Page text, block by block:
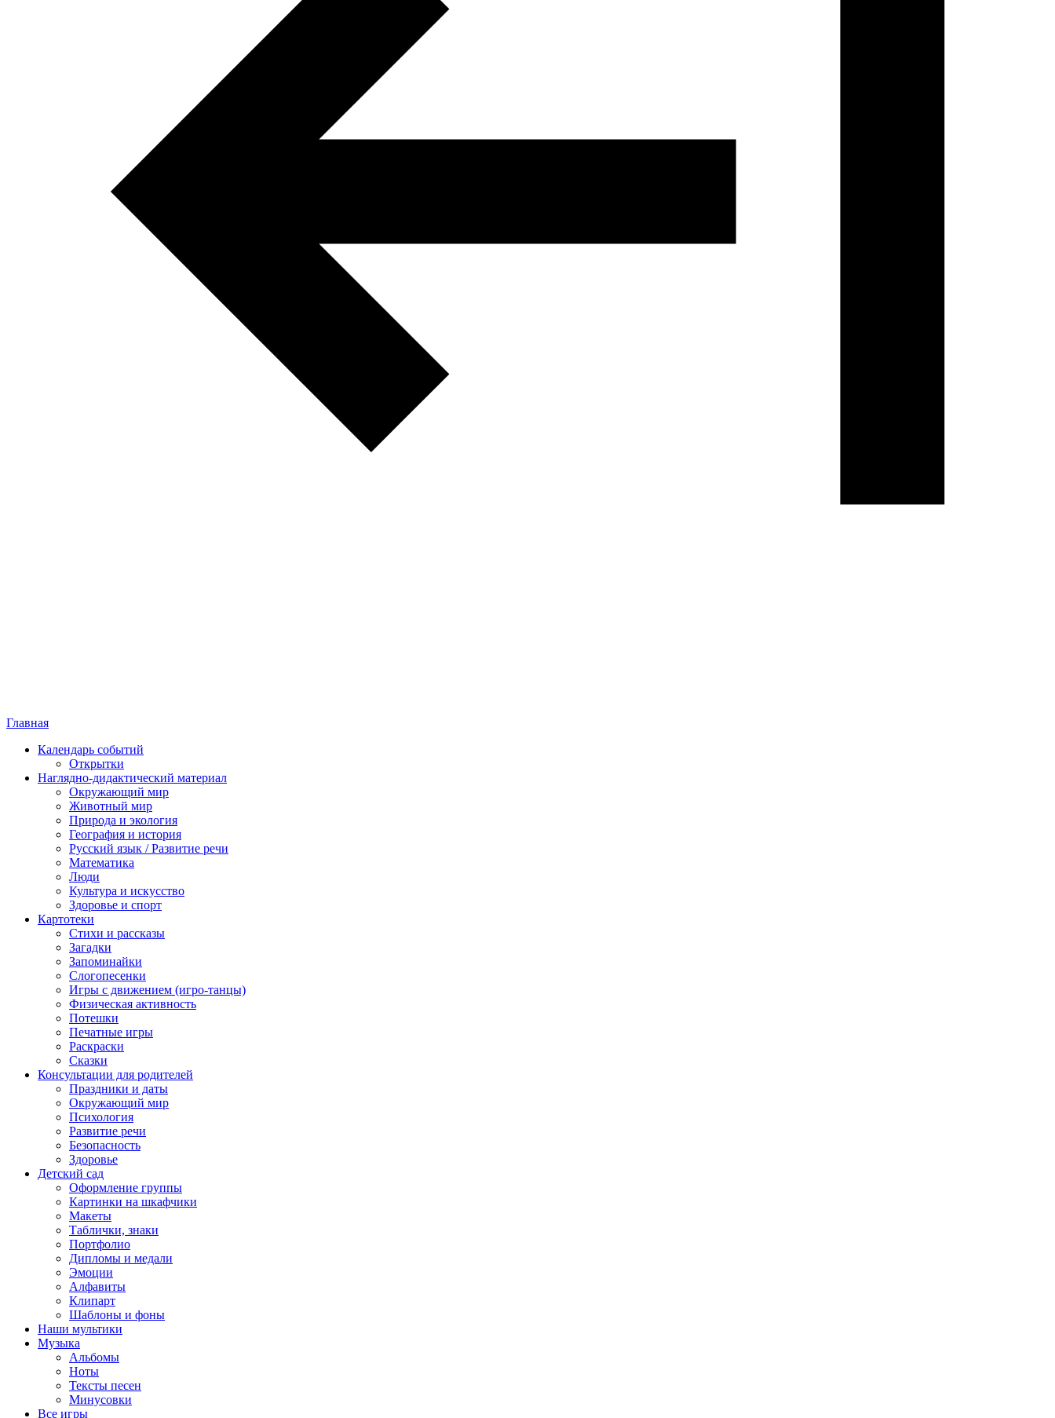
Главная
Календарь событий
Открытки
Наглядно-дидактический материал
Окружающий мир
Животный мир
Природа и экология
География и история
Русский язык / Развитие речи
Математика
Люди
Культура и искусство
Здоровье и спорт
Картотеки
Стихи и рассказы
Загадки
Запоминайки
Слогопесенки
Игры с движением (игро-танцы)
Физическая активность
Потешки
Печатные игры
Раскраски
Сказки
Консультации для родителей
Праздники и даты
Окружающий мир
Психология
Развитие речи
Безопасность
Здоровье
Детский сад
Оформление группы
Картинки на шкафчики
Макеты
Таблички, знаки
Портфолио
Дипломы и медали
Эмоции
Алфавиты
Клипарт
Шаблоны и фоны
Наши мультики
Музыка
Альбомы
Ноты
Тексты песен
Минусовки
Все игры